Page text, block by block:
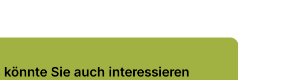
könnte Sie auch interessieren